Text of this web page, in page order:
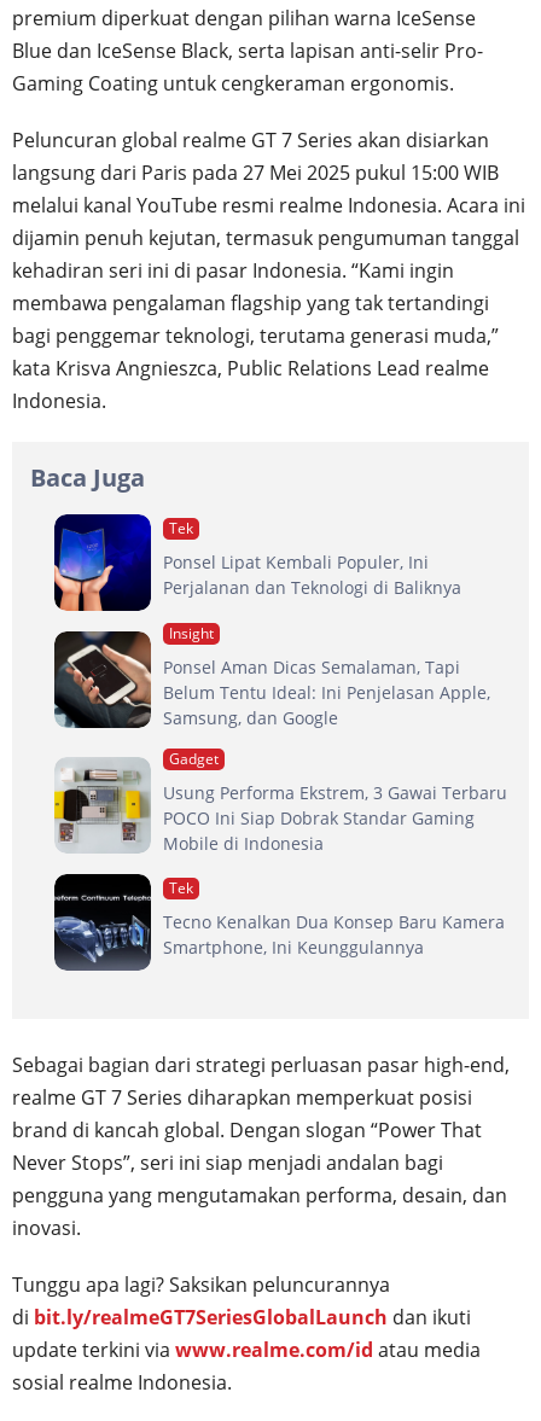
premium diperkuat dengan pilihan warna IceSense
Blue dan IceSense Black, serta lapisan anti-selir Pro-
Gaming Coating untuk cengkeraman ergonomis.
Peluncuran global realme GT 7 Series akan disiarkan
langsung dari Paris pada 27 Mei 2025 pukul 15:00 WIB
melalui kanal YouTube resmi realme Indonesia. Acara ini
dijamin penuh kejutan, termasuk pengumuman tanggal
kehadiran seri ini di pasar Indonesia. “Kami ingin
membawa pengalaman flagship yang tak tertandingi
bagi penggemar teknologi, terutama generasi muda,”
kata Krisva Angnieszca, Public Relations Lead realme
Indonesia.
Baca Juga
Tek
Ponsel Lipat Kembali Populer, Ini
Perjalanan dan Teknologi di Baliknya
Insight
Ponsel Aman Dicas Semalaman, Tapi
Belum Tentu Ideal: Ini Penjelasan Apple,
Samsung, dan Google
Gadget
Usung Performa Ekstrem, 3 Gawai Terbaru
POCO Ini Siap Dobrak Standar Gaming
Mobile di Indonesia
Tek
Tecno Kenalkan Dua Konsep Baru Kamera
Smartphone, Ini Keunggulannya
Sebagai bagian dari strategi perluasan pasar high-end,
realme GT 7 Series diharapkan memperkuat posisi
brand di kancah global. Dengan slogan “Power That
Never Stops”, seri ini siap menjadi andalan bagi
pengguna yang mengutamakan performa, desain, dan
inovasi.
Tunggu apa lagi? Saksikan peluncurannya
di bit.ly/realmeGT7SeriesGlobalLaunch dan ikuti
update terkini via www.realme.com/id atau media
sosial realme Indonesia.